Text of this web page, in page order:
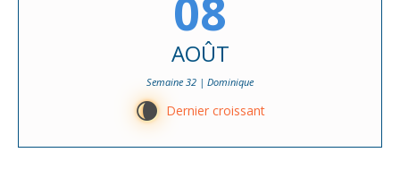
AOÛT
Semaine 32 | Dominique
V Dernier croissant